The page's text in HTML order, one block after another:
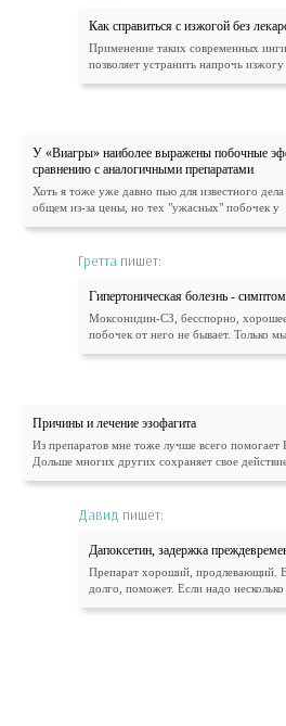
Как справиться с изжогой без
Применение таких современных
позволяет устранить напрочь
У «Виагры» наиболее выражены побочные
сравнению с аналогичными препаратами
Хоть я тоже уже давно пью для известного
общем из-за цены, но тех "ужасных" побочек у
Гретта пишет:
Гипертоническая болезнь -
Моксонидин-СЗ, бесспорно,
побочек от него не бывает. Только
Причины и лечение эзофагита
Из препаратов мне тоже лучше всего помогает
Дольше многих других сохраняет свое
Давид пишет:
Дапоксетин, задержка
Препарат хороший, продлевающий.
долго, поможет. Если надо